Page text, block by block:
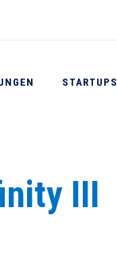
STARTUPS
III